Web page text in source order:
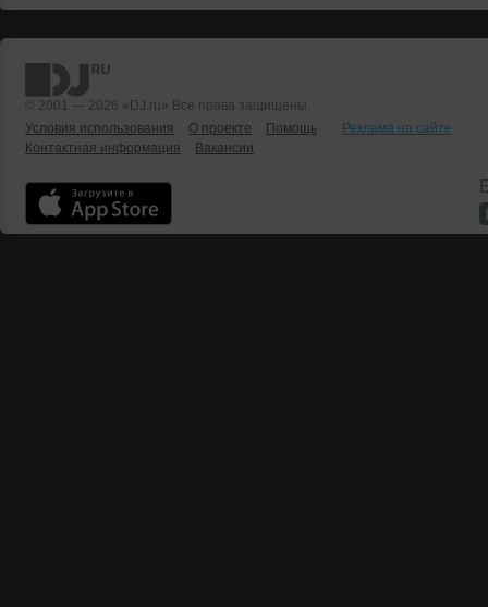
© 2001 — 2026 «DJ.ru» Все права защищены.
Условия использования
О проекте Помощь
Реклама на сайте
Контактная информация
Вакансии